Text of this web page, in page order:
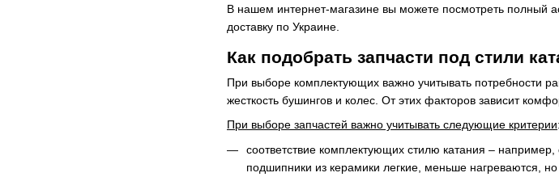
В нашем интернет-магазине вы можете посмотреть полный
доставку по Украине.
Как подобрать запчасти под стили
При выборе комплектующих важно учитывать потребности
жесткость бушингов и колес. От этих факторов зависит
При выборе запчастей важно учитывать следующие критерии:
соответствие комплектующих стилю катания –
подшипники из керамики легкие, меньше нагреваются,